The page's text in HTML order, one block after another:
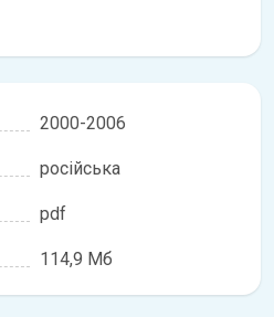
2000-2006
російська
pdf
114,9 Мб